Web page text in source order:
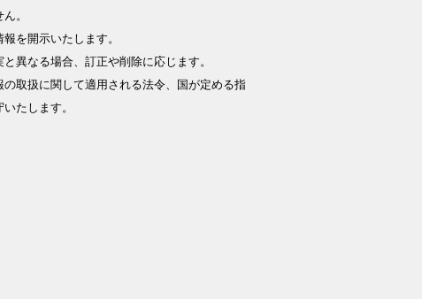
。
を開示いたします。
異なる場合、訂正や削除に応じます。
取扱に関して適用される法令、国が定める指
たします。